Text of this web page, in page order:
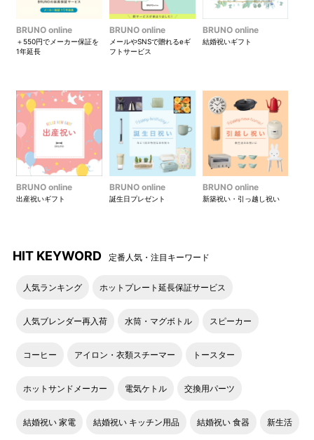
りますようお願い申し上げます。
BRUNO online
＋550円でメーカー保証を
1年延長
BRUNO online
メールやSNSで贈れるeギ
フトサービス
BRUNO online
結婚祝いギフト
BRUNO online
出産祝いギフト
BRUNO online
誕生日プレゼント
BRUNO online
新築祝い・引っ越し祝い
HIT KEYWORD 定番人気・注目キーワード
人気ランキング ホットプレート延長保証サービス
人気ブレンダー再入荷 水筒・マグボトル スピーカー
コーヒー アイロン・衣類スチーマー トースター
ホットサンドメーカー 電気ケトル 交換用パーツ
結婚祝い 家電 結婚祝い キッチン用品 結婚祝い 食器 新生活